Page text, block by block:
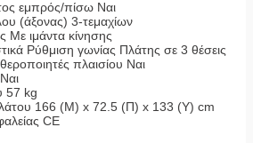
εμπρός/πίσω Ναι
(άξονας) 3-τεμαχίων
Με ιμάντα κίνησης
Ρύθμιση γωνίας Πλάτης σε 3 θέσεις
πλαισίου Ναι
57 kg
166 (Μ) x 72.5 (Π) x 133 (Υ) cm
CE